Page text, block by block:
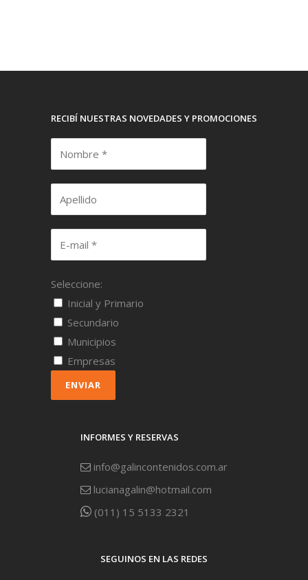
RECIBÍ NUESTRAS NOVEDADES Y PROMOCIONES
Seleccione:
Inicial y Primario
Secundario
Municipios
Empresas
ENVIAR
INFORMES Y RESERVAS
info@galincontenidos.com.ar
lucianagalin@hotmail.com
(011) 15 5133 2321
SEGUINOS EN LAS REDES